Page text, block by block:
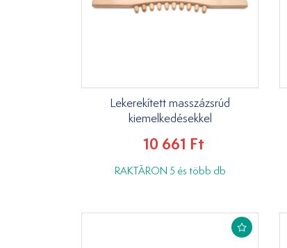
Lekerekített masszázsrúd
kiemelkedésekkel
10 661 Ft
RAKTÁRON 5 és több db